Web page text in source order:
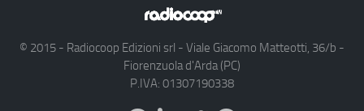
© 2015 - Radiocoop Edizioni srl - Viale Giacomo Matteotti, 36/b -
Fiorenzuola d'Arda (PC)
P.IVA: 01307190338